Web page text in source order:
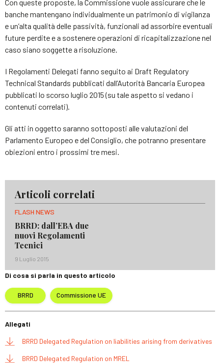
Con queste proposte, la Commissione vuole assicurare che le
banche mantengano individualmente un patrimonio di vigilanza
e un’alta qualità delle passività, funzionali ad assorbire eventuali
future perdite e a sostenere operazioni di ricapitalizzazione nel
caso siano soggette a risoluzione.
I Regolamenti Delegati fanno seguito ai Draft Regulatory
Technical Standards pubblicati dall’Autorità Bancaria Europea
pubblicati lo scorso luglio 2015 (su tale aspetto si vedano i
contenuti correlati).
Gli atti in oggetto saranno sottoposti alle valutazioni del
Parlamento Europeo e del Consiglio, che potranno presentare
obiezioni entro i prossimi tre mesi.
Articoli correlati
FLASH NEWS
BRRD: dall’EBA due
nuovi Regolamenti
Tecnici
9 Luglio 2015
Di cosa si parla in questo articolo
BRRD Commissione UE
Allegati
BRRD Delegated Regulation on liabilities arising from derivatives
BRRD Delegated Regulation on MREL